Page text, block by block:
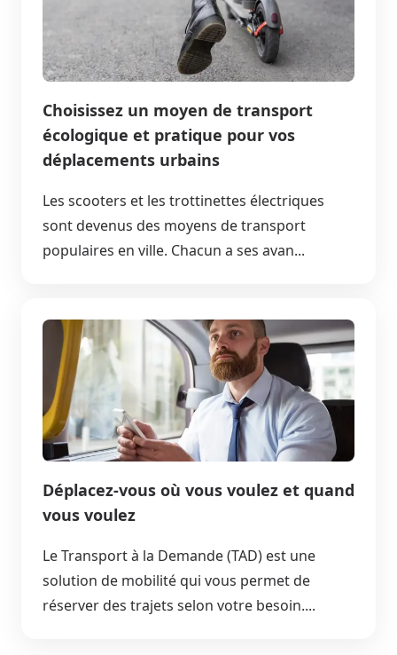
Choisissez un moyen de transport
écologique et pratique pour vos
déplacements urbains
Les scooters et les trottinettes électriques
sont devenus des moyens de transport
populaires en ville. Chacun a ses avan...
Déplacez-vous où vous voulez et quand
vous voulez
Le Transport à la Demande (TAD) est une
solution de mobilité qui vous permet de
réserver des trajets selon votre besoin....